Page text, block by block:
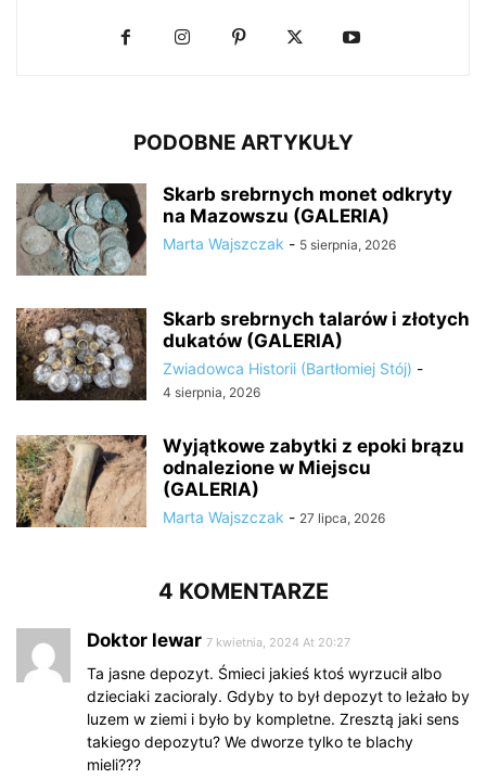
PODOBNE ARTYKUŁY
Skarb srebrnych monet odkryty
na Mazowszu (GALERIA)
Marta Wajszczak - 5 sierpnia, 2026
Skarb srebrnych talarów i złotych
dukatów (GALERIA)
Zwiadowca Historii (Bartłomiej Stój) -
4 sierpnia, 2026
Wyjątkowe zabytki z epoki brązu
odnalezione w Miejscu
(GALERIA)
Marta Wajszczak - 27 lipca, 2026
4 KOMENTARZE
Doktor lewar 7 kwietnia, 2024 At 20:27
Ta jasne depozyt. Śmieci jakieś ktoś wyrzucił albo
dzieciaki zacioraly. Gdyby to był depozyt to leżało by
luzem w ziemi i było by kompletne. Zresztą jaki sens
takiego depozytu? We dworze tylko te blachy
mieli???